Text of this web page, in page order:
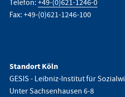
Telefon:+49-(0)621-1246-0
Fax: +49-(0)621-1246-100
Standort Köln
GESIS - Leibniz-Institut für
Unter Sachsenhausen 6-8